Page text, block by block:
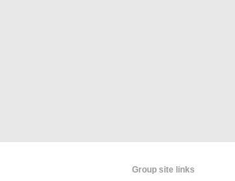
Group site links